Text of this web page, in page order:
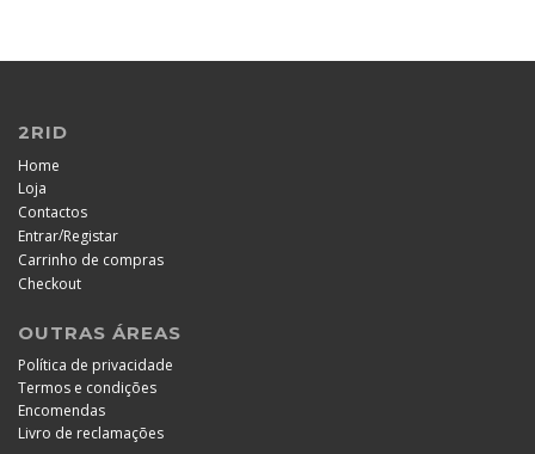
2RID
Home
Loja
Contactos
Entrar/Registar
Carrinho de compras
Checkout
OUTRAS ÁREAS
Política de privacidade
Termos e condições
Encomendas
Livro de reclamações